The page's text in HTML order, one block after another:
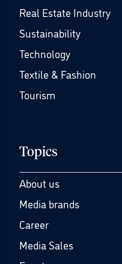
Real Estate Industry
Sustainability
Technology
Textile & Fashion
Tourism
Topics
About us
Media brands
Career
Media Sales